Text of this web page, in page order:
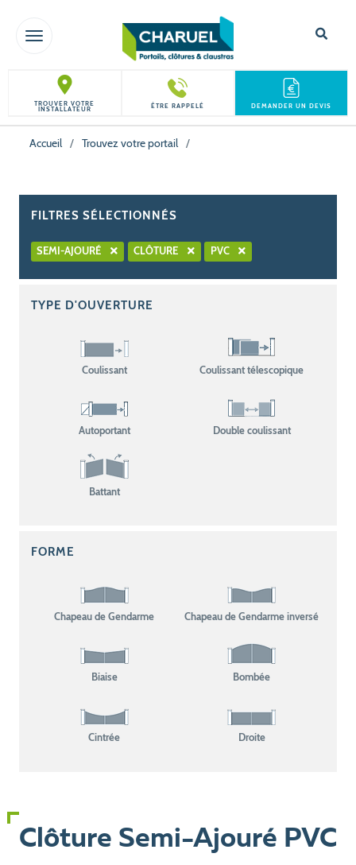
TOGGLE NAVIGATION
TROUVER VOTRE
INSTALLATEUR ÊTRE RAPPELÉ DEMANDER UN DEVIS
Accueil / Trouvez votre portail /
FILTRES SÉLECTIONNÉS
SEMI-AJOURÉ CLÔTURE PVC
TYPE D'OUVERTURE
Coulissant Coulissant télescopique
Autoportant Double coulissant
Battant
FORME
Chapeau de Gendarme Chapeau de Gendarme inversé
Biaise Bombée
Cintrée Droite
Clôture Semi-Ajouré PVC